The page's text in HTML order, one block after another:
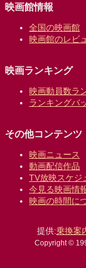
映画館情報
全国の映画館
映画館のレビ
映画ランキング
映画動員数ラ
ランキングバ
その他コンテンツ
映画ニュース
動画配信作品
TV放映スケジ
今見る映画情
映画の時間に
提供:乗換案
Copyright ©